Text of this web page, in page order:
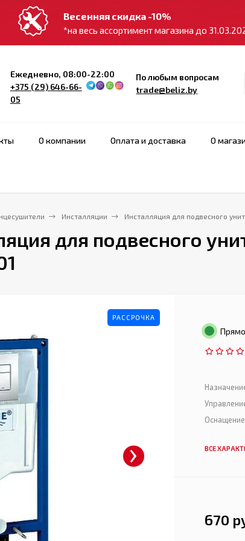
Весенняя скидка -10%
*на весь ассортимент магазина до
Ежедневно, 08:00-22:00
+375 (29) 646-66-
05
По любым вопросам
trade@beliz.by
О компании Оплата и доставка О
Инсталляции Инсталляция для подвесного
для подвесного
РАССРОЧКА
›
Оснащение
ВСЕ
670